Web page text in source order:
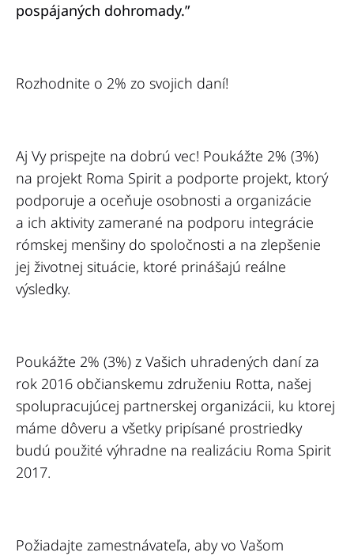
pospájaných dohromady.”
Rozhodnite o 2% zo svojich daní!
Aj Vy prispejte na dobrú vec! Poukážte 2% (3%)
na projekt Roma Spirit a podporte projekt, ktorý
podporuje a oceňuje osobnosti a organizácie
a ich aktivity zamerané na podporu integrácie
rómskej menšiny do spoločnosti a na zlepšenie
jej životnej situácie, ktoré prinášajú reálne
výsledky.
Poukážte 2% (3%) z Vašich uhradených daní za
rok 2016 občianskemu združeniu Rotta, našej
spolupracujúcej partnerskej organizácii, ku ktorej
máme dôveru a všetky pripísané prostriedky
budú použité výhradne na realizáciu Roma Spirit
2017.
Požiadajte zamestnávateľa, aby vo Vašom